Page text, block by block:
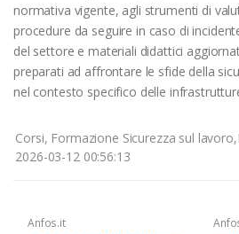
normativa vigente, agli strumenti di
procedure da seguire in caso di
del settore e materiali didattici
preparati ad affrontare le sfide della
nel contesto specifico delle
Corsi, Formazione Sicurezza sul
2026-03-12 00:56:13
Anfos.it